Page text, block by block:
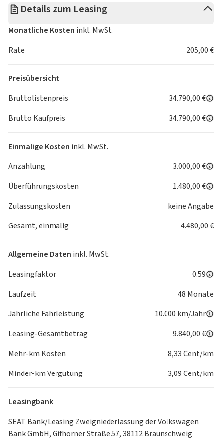
ist in jedem Fall vom Kunden zu zahlen und steht in
Bundesregierung (s. oben). Eine Bewilligung der E-Auto-
Förderung durch die Bundesregierung erfolgt außerhalb
Details zum Leasing
Monatliche Kosten inkl. MwSt.
Rate
205,00 €
Preisübersicht
Bruttolistenpreis
34.790,00 €
Brutto Kaufpreis
34.790,00 €
Einmalige Kosten inkl. MwSt.
Anzahlung
3.000,00 €
Überführungskosten
1.480,00 €
Zulassungskosten
keine Angabe
Gesamt, einmalig
4.480,00 €
Allgemeine Daten inkl. MwSt.
Leasingfaktor
0.59
Laufzeit
48 Monate
Jährliche Fahrleistung
10.000 km/Jahr
Leasing-Gesamtbetrag
9.840,00 €
Mehr-km Kosten
8,33 Cent/km
Minder-km Vergütung
3,09 Cent/km
Leasingbank
SEAT Bank/Leasing Zweigniederlassung der Volkswagen
Bank GmbH, Gifhorner Straße 57, 38112 Braunschweig